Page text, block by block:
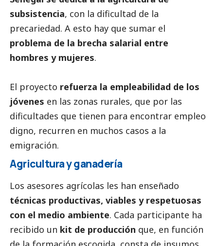
subsistencia, con la dificultad de la
precariedad. A esto hay que sumar el
problema de la brecha salarial entre
hombres y mujeres.
El proyecto refuerza la empleabilidad de los
jóvenes en las zonas rurales, que por las
dificultades que tienen para encontrar empleo
digno, recurren en muchos casos a la
emigración.
Agricultura y ganadería
Los asesores agrícolas les han enseñado
técnicas productivas, viables y respetuosas
con el medio ambiente. Cada participante ha
recibido un kit de producción que, en función